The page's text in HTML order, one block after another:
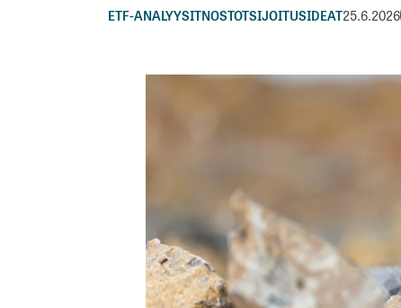
ETF-ANALYYSITNOSTOTSIJOITUSIDEAT25.6.2026